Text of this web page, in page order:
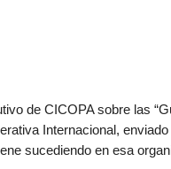
de CICOPA sobre las
Internacional,
sucediendo en esa